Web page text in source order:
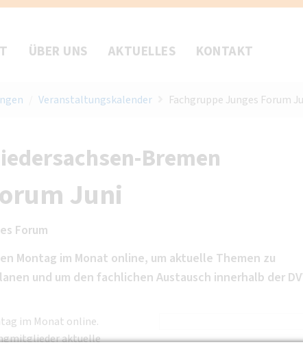
ÜBER UNS AKTUELLES KONTAKT
Veranstaltungskalender Fachgruppe Junges Forum
Bremen
Juni
Forum
Montag im Monat online, um aktuelle Themen zu
und um den fachlichen Austausch innerhalb der
im Monat online.
aktuelle